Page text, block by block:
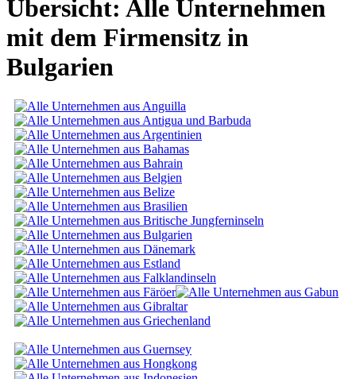
Übersicht: Alle Unternehmen
mit dem Firmensitz in
Bulgarien